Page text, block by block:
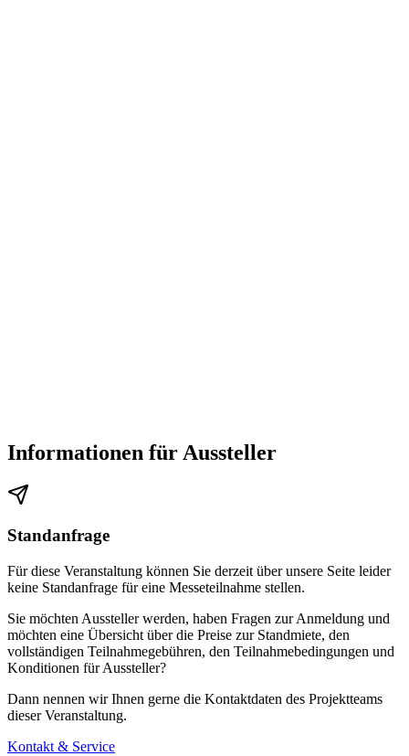
Informationen für Aussteller
Standanfrage
Für diese Veranstaltung können Sie derzeit über unsere Seite leider
keine Standanfrage für eine Messeteilnahme stellen.
Sie möchten Aussteller werden, haben Fragen zur Anmeldung und
möchten eine Übersicht über die Preise zur Standmiete, den
vollständigen Teilnahmegebühren, den Teilnahmebedingungen und
Konditionen für Aussteller?
Dann nennen wir Ihnen gerne die Kontaktdaten des Projektteams
dieser Veranstaltung.
Kontakt & Service